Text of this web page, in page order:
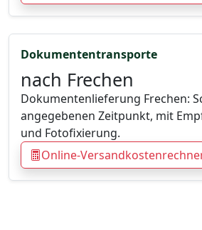
Dokumententransporte
nach Frechen
Dokumentenlieferung Frechen:
angegebenen Zeitpunkt, mit
und Fotofixierung.
Online-